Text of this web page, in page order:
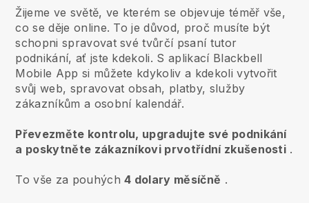
Žijeme ve světě, ve kterém se objevuje téměř vše,
co se děje online. To je důvod, proč musíte být
schopni spravovat své tvůrčí psaní tutor
podnikání, ať jste kdekoli. S aplikací Blackbell
Mobile App si můžete kdykoliv a kdekoli vytvořit
svůj web, spravovat obsah, platby, služby
zákazníkům a osobní kalendář.
Převezměte kontrolu, upgradujte své podnikání
a poskytněte zákazníkovi prvotřídní zkušenosti .
To vše za pouhých4 dolary měsíčně .